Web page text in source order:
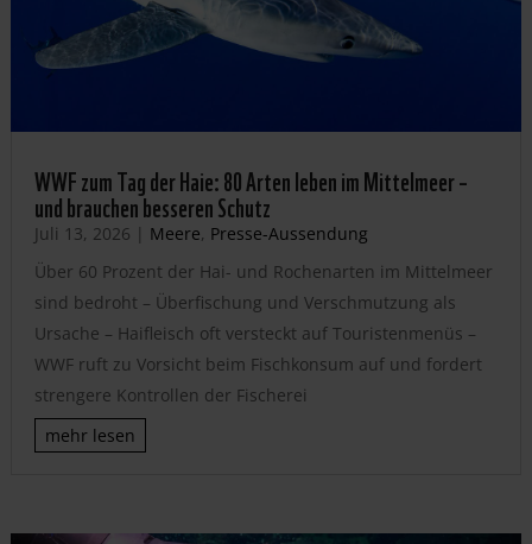
WWF zum Tag der Haie: 80 Arten leben im Mittelmeer –
und brauchen besseren Schutz
Juli 13, 2026 | Meere, Presse-Aussendung
Über 60 Prozent der Hai- und Rochenarten im Mittelmeer
sind bedroht – Überfischung und Verschmutzung als
Ursache – Haifleisch oft versteckt auf Touristenmenüs –
WWF ruft zu Vorsicht beim Fischkonsum auf und fordert
strengere Kontrollen der Fischerei
mehr lesen